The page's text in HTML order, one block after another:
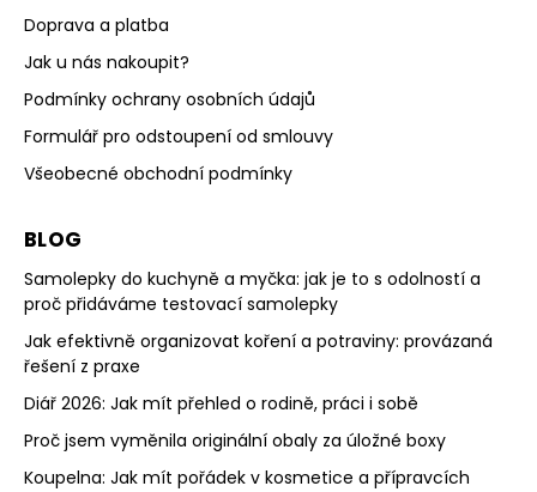
Doprava a platba
Jak u nás nakoupit?
Podmínky ochrany osobních údajů
Formulář pro odstoupení od smlouvy
Všeobecné obchodní podmínky
BLOG
Samolepky do kuchyně a myčka: jak je to s odolností a
proč přidáváme testovací samolepky
Jak efektivně organizovat koření a potraviny: provázaná
řešení z praxe
Diář 2026: Jak mít přehled o rodině, práci i sobě
Proč jsem vyměnila originální obaly za úložné boxy
Koupelna: Jak mít pořádek v kosmetice a přípravcích